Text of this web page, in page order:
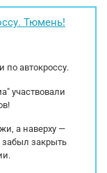
круиз
запасное
Тюмень!
по автокроссу.
участвовали
а наверху —
забыл закрыть